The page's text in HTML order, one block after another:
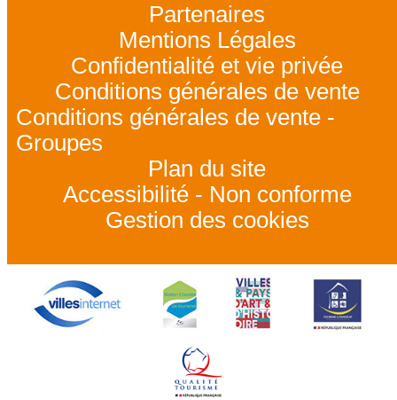
Partenaires
Mentions Légales
Confidentialité et vie privée
Conditions générales de vente
Conditions générales de vente -
Groupes
Plan du site
Accessibilité - Non conforme
Gestion des cookies